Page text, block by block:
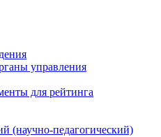
управления
для рейтинга
(научно-педагогический)